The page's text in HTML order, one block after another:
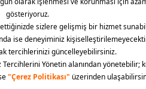
modern tasarımı ve nefes
ve her adımınızda konforun